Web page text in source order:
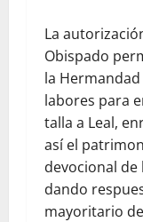
La
Obispado
la
labores para
talla a Leal,
así el
devocional de
dando
mayoritario